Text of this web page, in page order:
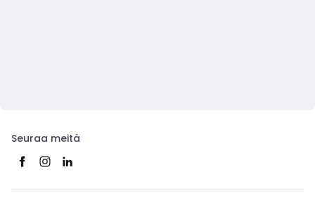
Seuraa meitä